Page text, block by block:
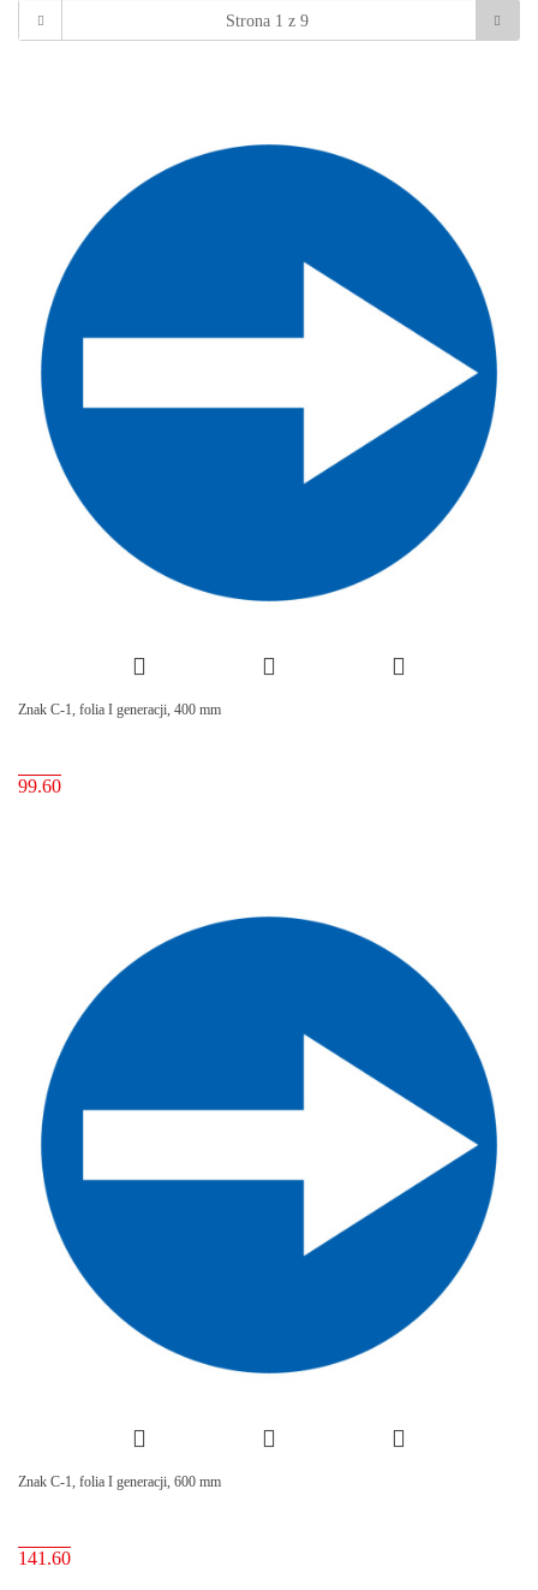
Znak C-1, folia I generacji, 400 mm
99.60
Znak C-1, folia I generacji, 600 mm
141.60